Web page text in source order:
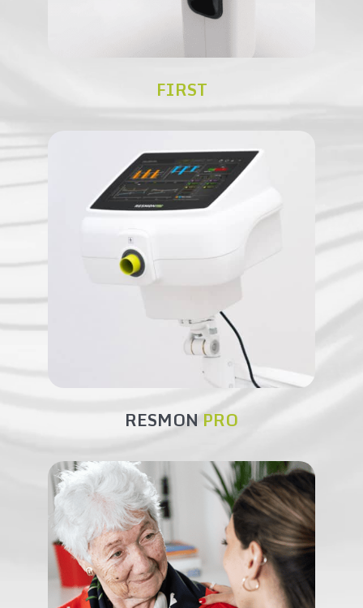
FIRST
RESMONPRO